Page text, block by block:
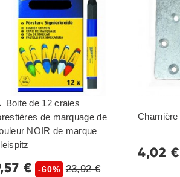
Boite de 12 craies
de marquage de
NOIR de marque
€ -60% 23,92 €
4,02 €